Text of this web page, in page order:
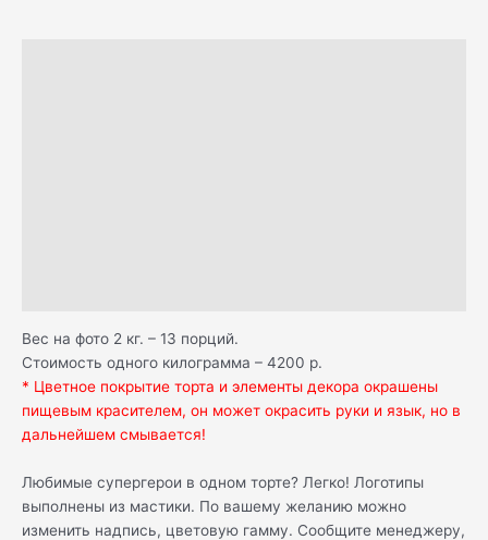
Вес на фото 2 кг. – 13 порций.
Стоимость одного килограмма – 4200 р.
* Цветное покрытие торта и элементы декора окрашены
пищевым красителем, он может окрасить руки и язык, но в
дальнейшем смывается!
Любимые супергерои в одном торте? Легко! Логотипы
выполнены из мастики. По вашему желанию можно
изменить надпись, цветовую гамму. Сообщите менеджеру,